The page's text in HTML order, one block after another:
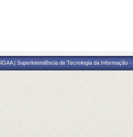
| Superintendência de Tecnologia da